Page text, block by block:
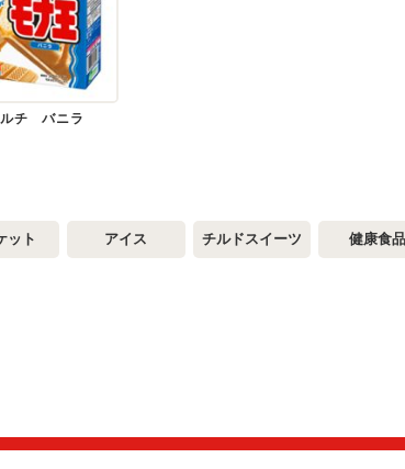
ルチ バニラ
ット アイス チルドスイーツ 健康食品